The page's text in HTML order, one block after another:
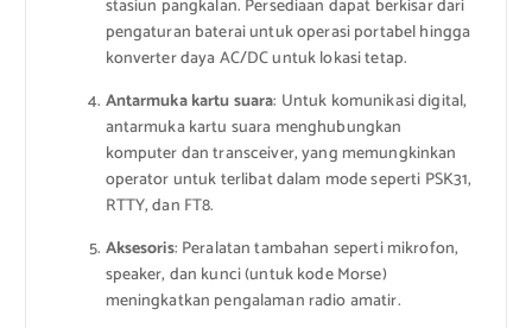
stasiun pangkalan. Persediaan dapat berkisar dari
pengaturan baterai untuk operasi portabel hingga
konverter daya AC/DC untuk lokasi tetap.
Antarmuka kartu suara: Untuk komunikasi digital,
antarmuka kartu suara menghubungkan
komputer dan transceiver, yang memungkinkan
operator untuk terlibat dalam mode seperti PSK31,
RTTY, dan FT8.
Aksesoris: Peralatan tambahan seperti mikrofon,
speaker, dan kunci (untuk kode Morse)
meningkatkan pengalaman radio amatir.